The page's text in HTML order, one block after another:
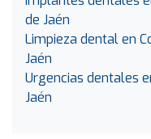
de Jaén
Limpieza dental en
Jaén
Urgencias dentales
Jaén